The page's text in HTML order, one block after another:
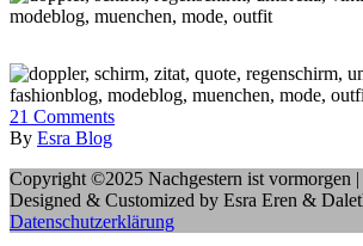
21 Comments
By Esra Blog
Copyright ©2025 Nachgestern ist vormorgen
Designed & Customized by Esra Eren &
Datenschutzerklärung